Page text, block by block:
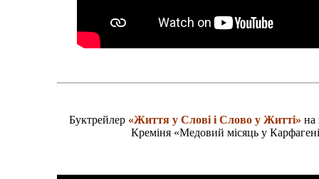
Буктрейлер «Життя у Слові і Слово у Житті» на
Креміня «Медовий місяць у